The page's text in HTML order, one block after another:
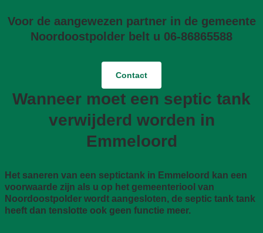
Voor de aangewezen partner in de gemeente
Noordoostpolder belt u 06-86865588
Contact
Wanneer moet een septic tank
verwijderd worden in
Emmeloord
Het saneren van een septictank in Emmeloord kan een
voorwaarde zijn als u op het gemeenteriool van
Noordoostpolder wordt aangesloten, de septic tank tank
heeft dan tenslotte ook geen functie meer.